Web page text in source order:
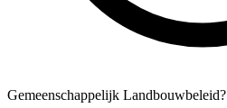
Gemeenschappelijk Landbouwbeleid?